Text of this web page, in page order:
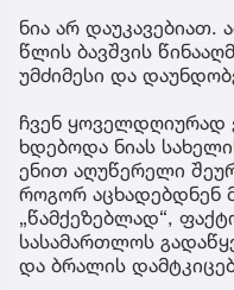
ნია არ დაუკავებიათ.
წლის ბავშვის
უმძიმესი და
ჩვენ
ხდებოდა ნიას
ენით აღუწერელი
როგორ აცხადებდნენ
„წამქეზებლად“,
სასამართლოს
და ბრალის